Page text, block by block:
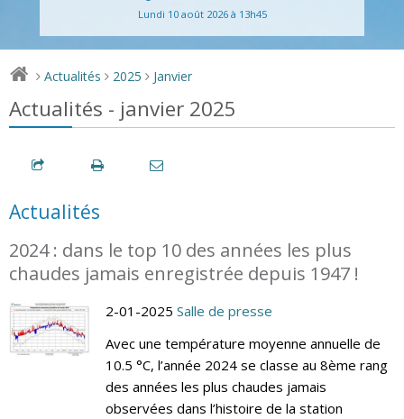
Lundi 10 août 2026 à 13h45
> Actualités > 2025 > Janvier
Actualités - janvier 2025
Actualités
2024 : dans le top 10 des années les plus
chaudes jamais enregistrée depuis 1947 !
2-01-2025 Salle de presse
Avec une température moyenne annuelle de
10.5 °C, l’année 2024 se classe au 8ème rang
des années les plus chaudes jamais
observées dans l’histoire de la station